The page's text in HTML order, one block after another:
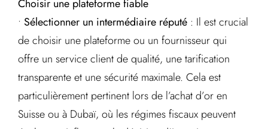
Choisir une plateforme fiable
• Sélectionner un intermédiaire réputé : Il est crucial
de choisir une plateforme ou un fournisseur qui
offre un service client de qualité, une tarification
transparente et une sécurité maximale. Cela est
particulièrement pertinent lors de l’achat d’or en
Suisse ou à Dubaï, où les régimes fiscaux peuvent